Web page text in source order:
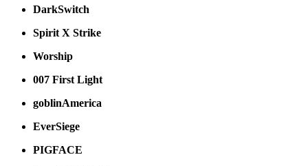
DarkSwitch
Spirit X Strike
Worship
007 First Light
goblinAmerica
EverSiege
PIGFACE